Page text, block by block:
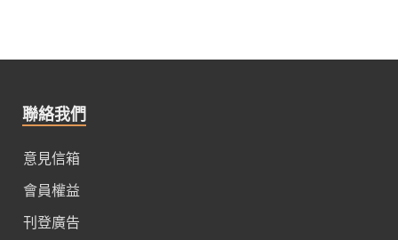
聯絡我們
意見信箱
會員權益
刊登廣告